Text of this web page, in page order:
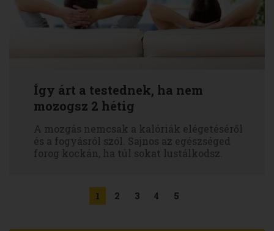
Így árt a testednek, ha nem
mozogsz 2 hétig
A mozgás nemcsak a kalóriák elégetéséről
és a fogyásról szól. Sajnos az egészséged
forog kockán, ha túl sokat lustálkodsz.
1 2 3 4 5